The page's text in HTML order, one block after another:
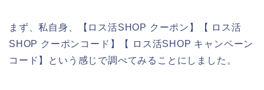
まず、私自身、【ロス活SHOP クーポン】【 ロス活
SHOP クーポンコード】【 ロス活SHOP キャンペーン
コード】という感じで調べてみることにしました。